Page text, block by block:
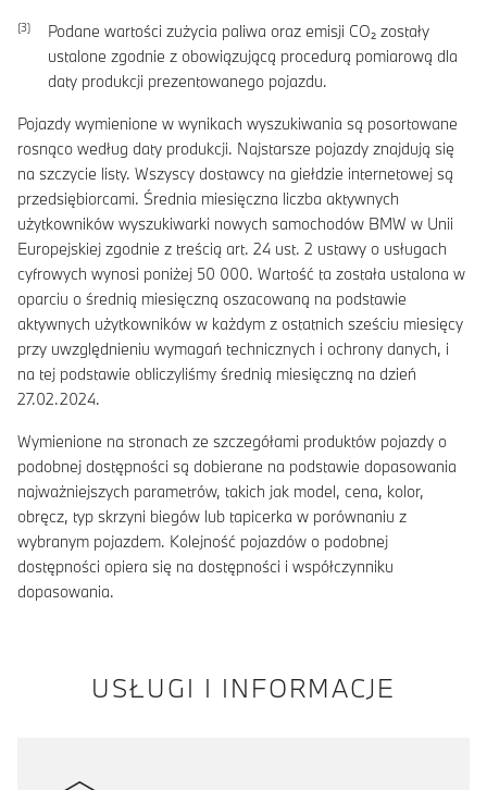
Podane wartości zużycia paliwa oraz emisji CO₂ zostały
ustalone zgodnie z obowiązującą procedurą pomiarową dla
daty produkcji prezentowanego pojazdu.
Pojazdy wymienione w wynikach wyszukiwania są posortowane
rosnąco według daty produkcji. Najstarsze pojazdy znajdują się
na szczycie listy. Wszyscy dostawcy na giełdzie internetowej są
przedsiębiorcami. Średnia miesięczna liczba aktywnych
użytkowników wyszukiwarki nowych samochodów BMW w Unii
Europejskiej zgodnie z treścią art. 24 ust. 2 ustawy o usługach
cyfrowych wynosi poniżej 50 000. Wartość ta została ustalona w
oparciu o średnią miesięczną oszacowaną na podstawie
aktywnych użytkowników w każdym z ostatnich sześciu miesięcy
przy uwzględnieniu wymagań technicznych i ochrony danych, i
na tej podstawie obliczyliśmy średnią miesięczną na dzień
27.02.2024.
Wymienione na stronach ze szczegółami produktów pojazdy o
podobnej dostępności są dobierane na podstawie dopasowania
najważniejszych parametrów, takich jak model, cena, kolor,
obręcz, typ skrzyni biegów lub tapicerka w porównaniu z
wybranym pojazdem. Kolejność pojazdów o podobnej
dostępności opiera się na dostępności i współczynniku
dopasowania.
USŁUGI I INFORMACJE